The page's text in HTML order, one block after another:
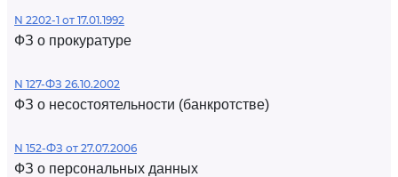
N 2202-1 от 17.01.1992
ФЗ о прокуратуре
N 127-ФЗ 26.10.2002
ФЗ о несостоятельности (банкротстве)
N 152-ФЗ от 27.07.2006
ФЗ о персональных данных